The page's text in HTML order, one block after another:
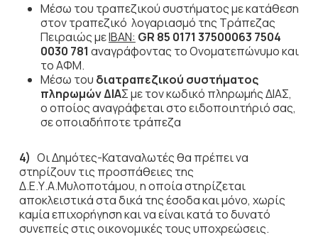
Μέσω του τραπεζικού συστήματος με κατάθεση
στον τραπεζικό λογαριασμό της Τράπεζας
Πειραιώς μεΙΒΑΝ: GR 85 0171 37500063 7504
0030 781 αναγράφοντας το Ονοματεπώνυμο και
το ΑΦΜ.
Μέσω του διατραπεζικού συστήματος
πληρωμών ΔΙΑΣ με τον κωδικό πληρωμής ΔΙΑΣ,
ο οποίος αναγράφεται στο ειδοποιητήριό σας,
σε οποιαδήποτε τράπεζα
4) Οι Δημότες-Καταναλωτές θα πρέπει να
στηρίζουν τις προσπάθειες της
Δ.Ε.Υ.Α.Μυλοποτάμου, η οποία στηρίζεται
αποκλειστικά στα δικά της έσοδα και μόνο, χωρίς
καμία επιχορήγηση και να είναι κατά το δυνατό
συνεπείς στις οικονομικές τους υποχρεώσεις.